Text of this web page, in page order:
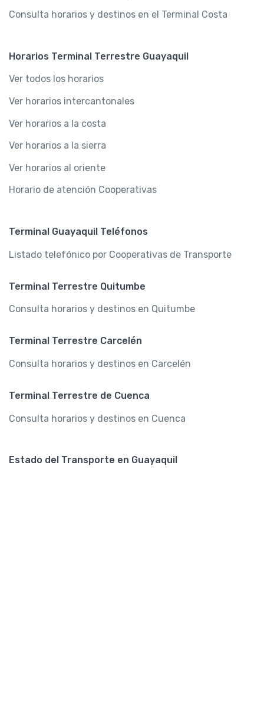
Consulta horarios y destinos en el Terminal Costa
Horarios Terminal Terrestre Guayaquil
Ver todos los horarios
Ver horarios intercantonales
Ver horarios a la costa
Ver horarios a la sierra
Ver horarios al oriente
Horario de atención Cooperativas
Terminal Guayaquil Teléfonos
Listado telefónico por Cooperativas de Transporte
Terminal Terrestre Quitumbe
Consulta horarios y destinos en Quitumbe
Terminal Terrestre Carcelén
Consulta horarios y destinos en Carcelén
Terminal Terrestre de Cuenca
Consulta horarios y destinos en Cuenca
Estado del Transporte en Guayaquil